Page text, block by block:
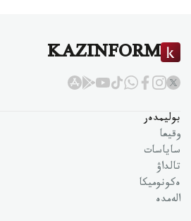
KAZINFORM
بوليمدەر
وقيعا
ساياسات
تالداۋ
ەكونوميكا
الەمدە